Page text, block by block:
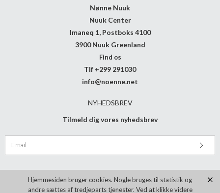
Hjemmesiden bruger cookies. Nogle bruges til statistik og
andre sættes af tredjeparts tjenester. Ved at klikke videre
Nønne Nuuk
Nuuk Center
Imaneq 1, Postboks 4100
3900 Nuuk Greenland
Find os
Tlf +299 291030
info@noenne.net
NYHEDSBREV
Tilmeld dig vores nyhedsbrev